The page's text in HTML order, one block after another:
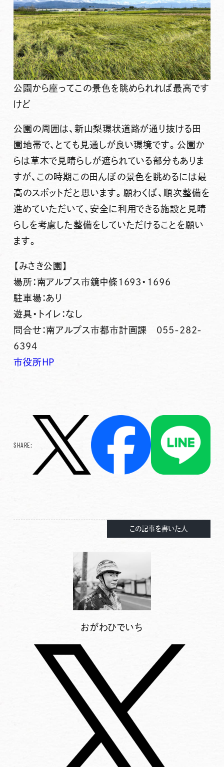
公園から座ってこの景色を眺められれば最高です
けど
公園の周囲は、新山梨環状道路が通り抜ける田
園地帯で、とても見通しが良い環境です。公園か
らは草木で見晴らしが遮られている部分もありま
すが、この時期この田んぼの景色を眺めるには最
高のスポットだと思います。願わくば、順次整備を
進めていただいて、安全に利用できる施設と見晴
らしを考慮した整備をしていただけることを願い
ます。
【みさき公園】
場所：南アルプス市鏡中條1693・1696
駐車場：あり
遊具・トイレ：なし
問合せ：南アルプス市都市計画課 055-282-
6394
市役所HP
SHARE:
この記事を書いた人
おがわひでいち